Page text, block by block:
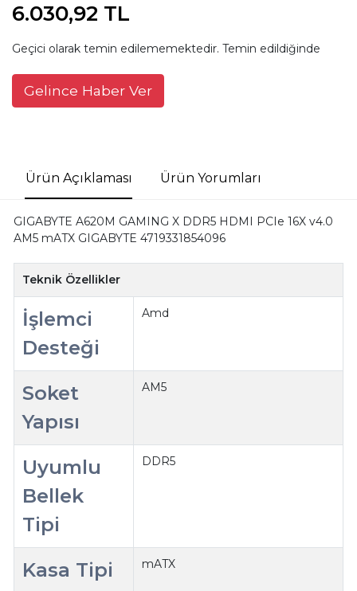
6.030,92 TL
Geçici olarak temin edilememektedir. Temin edildiğinde
Gelince Haber Ver
Ürün Açıklaması Ürün Yorumları
GIGABYTE A620M GAMING X DDR5 HDMI PCIe 16X v4.0
AM5 mATX GIGABYTE 4719331854096
Teknik Özellikler
İşlemci
Desteği
Amd
Soket
Yapısı
AM5
Uyumlu
Bellek
Tipi
DDR5
Kasa Tipi mATX